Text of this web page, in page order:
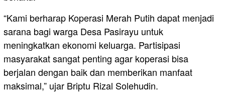
“Kami berharap Koperasi Merah Putih dapat menjadi
sarana bagi warga Desa Pasirayu untuk
meningkatkan ekonomi keluarga. Partisipasi
masyarakat sangat penting agar koperasi bisa
berjalan dengan baik dan memberikan manfaat
maksimal,” ujar Briptu Rizal Solehudin.